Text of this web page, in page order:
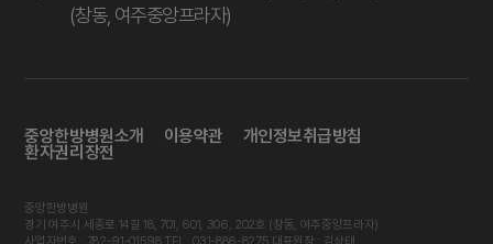
(창동, 여주중앙프라자)
중앙한방병원소개 이용약관 개인정보취급방침
환자권리장전
중앙한방병원
경기 여주시 세종로 14길 18, 701, 601, 306, 202호 (창동, 여주중앙프라자)
사업자번호 : 782-91-01598 TEL : 031-886-8275 대표원장 : 김상태